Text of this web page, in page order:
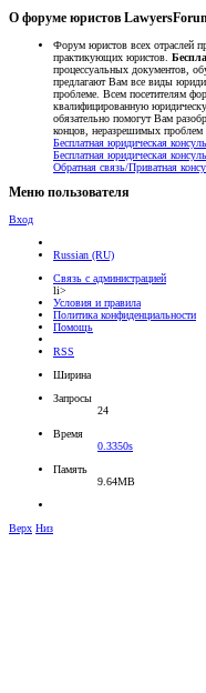
О форуме юристов
Форум юристов всех отраслей
практикующих юристов.
процессуальных документов,
предлагают Вам все виды
проблеме. Всем посетителям
квалифицированную
обязательно помогут Вам
концов, неразрешимых проблем
Бесплатная юридическая
Бесплатная юридическая
Обратная связь/Приватная
Меню пользователя
Вход
Russian (RU)
Связь с администрацией
li>
Условия и правила
Политика конфиденциальности
Помощь
RSS
Ширина
Запросы
24
Время
0.3350s
Память
9.64MB
Верх Низ